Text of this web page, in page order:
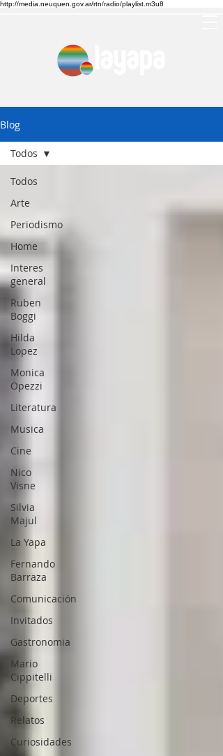
http://media.neuquen.gov.ar/rtn/radio/playlist.m3u8
Blog
Todos
Arte
Periodismo
Home
Interes
general
Ruben
Boggi
Hilda
Lopez
Monica
Opezzi
Literatura
Musica
Cine
Nico
Visne
Silvia
Majul
La Yapa
Fernando
Barraza
Comunicación
Invitados
Gastronomia
Mario
Cippitelli
Deportes
Relatos
Curiosidades
Todos